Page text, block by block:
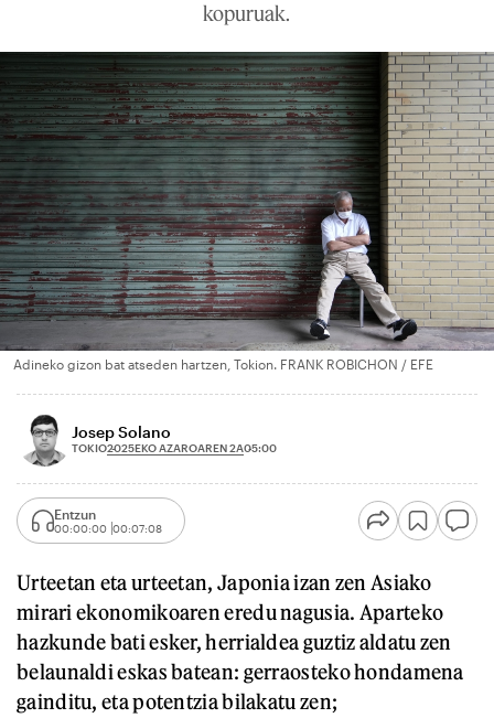
kopuruak.
Adineko gizon bat atseden hartzen, Tokion. FRANK ROBICHON / EFE
Josep Solano
TOKIO2025EKO AZAROAREN 2A05:00
Entzun
00:00:00 00:07:08
Urteetan eta urteetan, Japonia izan zen Asiako
mirari ekonomikoaren eredu nagusia. Aparteko
hazkunde bati esker, herrialdea guztiz aldatu zen
belaunaldi eskas batean: gerraosteko hondamena
gainditu, eta potentzia bilakatu zen;